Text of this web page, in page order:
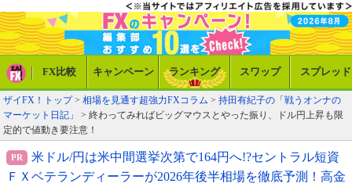
FX比較 キャンペーン ランキング スワップ スプレッド
ザイFX！トップ> 相場を見通す超強力FXコラム > 持田有紀子の「戦うオンナの
マーケット日記」
> 終わってみればビッグマウスとやった振り、ドル円上昇も限
定的で値動き要注意！
米ドル/円は米中間選挙次第で164円へ!?セントラル短資
ＦＸベテランディーラーが2026年後半相場を徹底予測！高金